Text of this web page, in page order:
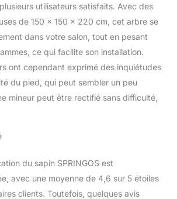
utilisateurs satisfaits. Avec des
de 150 x 150 x 220 cm, cet arbre se
dans votre salon, tout en pesant
ce qui facilite son installation.
ont cependant exprimé des inquiétudes
du pied, qui peut sembler un peu
mineur peut être rectifié sans difficulté,
du sapin SPRINGOS est
avec une moyenne de 4,6 sur 5 étoiles
clients. Toutefois, quelques avis